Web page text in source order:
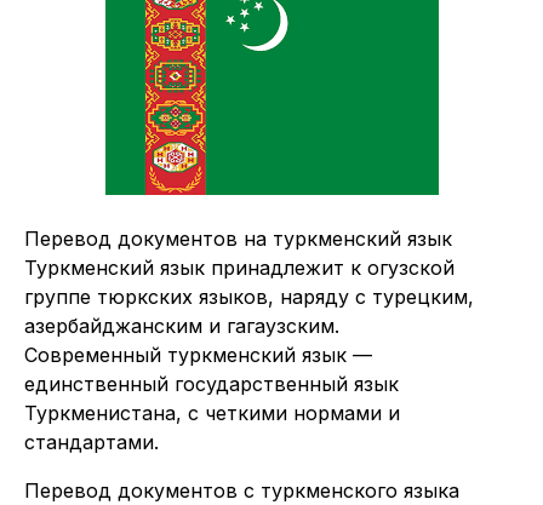
Перевод документов на туркменский язык
Туркменский язык принадлежит к огузской
группе тюркских языков, наряду с турецким,
азербайджанским и гагаузским.
Современный туркменский язык —
единственный государственный язык
Туркменистана, с четкими нормами и
стандартами.
Перевод документов с туркменского языка